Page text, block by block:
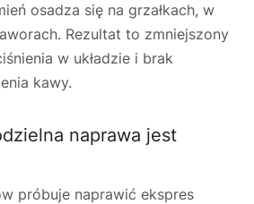
osadza się na grzałkach, w
Rezultat to zmniejszony
w układzie i brak
kawy.
naprawa jest
próbuje naprawić ekspres